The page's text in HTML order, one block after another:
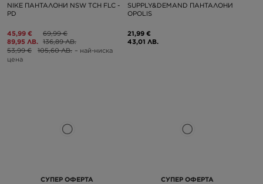
NIKE ПАНТАЛОНИ NSW TCH FLC -
PD
45,99 €
89,95 ЛВ.
69,99 €
136,89 ЛВ.
53,99 €
105,60 ЛВ. – най-ниска
цена
SUPPLY&DEMAND ПАНТАЛОНИ
OPOLIS
21,99 €
43,01 ЛВ.
СУПЕР ОФЕРТА СУПЕР ОФЕРТА